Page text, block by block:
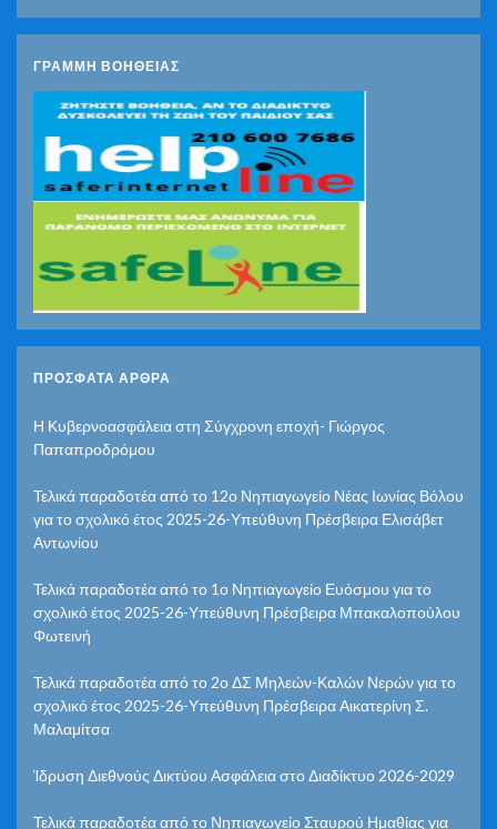
ΓΡΑΜΜΗ ΒΟΗΘΕΙΑΣ
ΠΡΌΣΦΑΤΑ ΆΡΘΡΑ
Η Κυβερνοασφάλεια στη Σύγχρονη εποχή- Γιώργος
Παπαπροδρόμου
Τελικά παραδοτέα από το 12ο Νηπιαγωγείο Νέας Ιωνίας Βόλου
για το σχολικό έτος 2025-26-Υπεύθυνη Πρέσβειρα Ελισάβετ
Αντωνίου
Τελικά παραδοτέα από το 1ο Νηπιαγωγείο Ευόσμου για το
σχολικό έτος 2025-26-Υπεύθυνη Πρέσβειρα Μπακαλοπούλου
Φωτεινή
Τελικά παραδοτέα από το 2ο ΔΣ Μηλεών-Καλών Νερών για το
σχολικό έτος 2025-26-Υπεύθυνη Πρέσβειρα Αικατερίνη Σ.
Μαλαμίτσα
Ίδρυση Διεθνούς Δικτύου Ασφάλεια στο Διαδίκτυο 2026-2029
Τελικά παραδοτέα από το Νηπιαγωγείο Σταυρού Ημαθίας για